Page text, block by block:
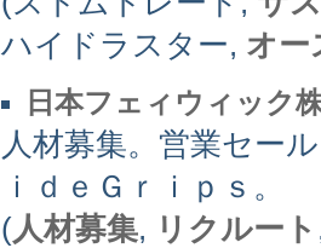
ハイドラスター, オー
日本フェィウィック
人材募集。営業セー
ｉｄｅＧｒｉｐｓ。
(人材募集, リクルート